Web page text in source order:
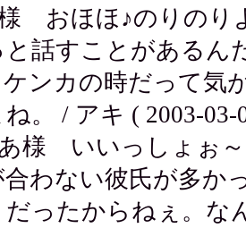
おほほ♪のりのり
と話すことがあるん
ケンカの時だって気
。 / アキ ( 2003-03-
様 いいっしょぉ～
わない彼氏が多か
だったからねぇ。な